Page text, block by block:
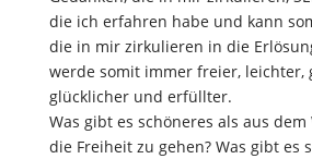
die ich erfahren habe und kann
die in mir zirkulieren in die
werde somit immer freier, leichter,
glücklicher und erfüllter.
Was gibt es schöneres als aus
die Freiheit zu gehen? Was gibt es